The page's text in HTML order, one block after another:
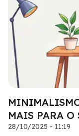
MAIS PARA O
28/10/2025 - 11:19